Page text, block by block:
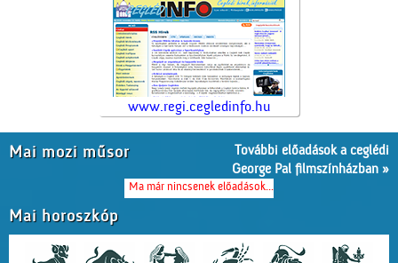
www.regi.cegledinfo.hu
Mai mozi műsor
További előadások a ceglédi
George Pal filmszínházban »
Ma már nincsenek előadások...
Mai horoszkóp